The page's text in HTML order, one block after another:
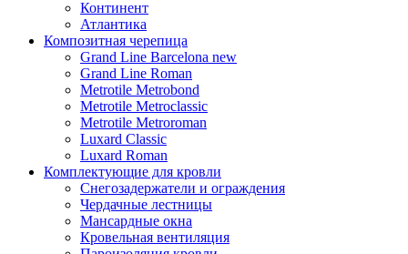
Континент
Атлантика
Композитная черепица
Grand Line Barcelona new
Grand Line Roman
Metrotile Metrobond
Metrotile Metroclassic
Metrotile Metroroman
Luxard Classic
Luxard Roman
Комплектующие для кровли
Снегозадержатели и ограждения
Чердачные лестницы
Мансардные окна
Кровельная вентиляция